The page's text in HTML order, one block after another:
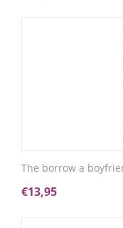
The borrow a
€13,95